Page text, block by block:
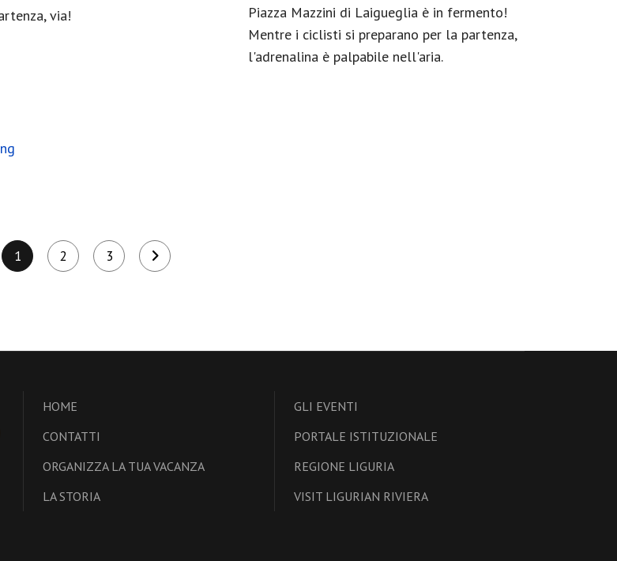
via!
Piazza Mazzini di Laigueglia è in fermento!
Mentre i ciclisti si preparano per la partenza,
l'adrenalina è palpabile nell'aria.
1 2 3
HOME
GLI EVENTI
CONTATTI
PORTALE ISTITUZIONALE
ORGANIZZA LA TUA VACANZA
REGIONE LIGURIA
LA STORIA
VISIT LIGURIAN RIVIERA